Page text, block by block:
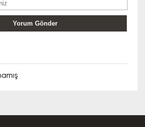
Yorum Gönder